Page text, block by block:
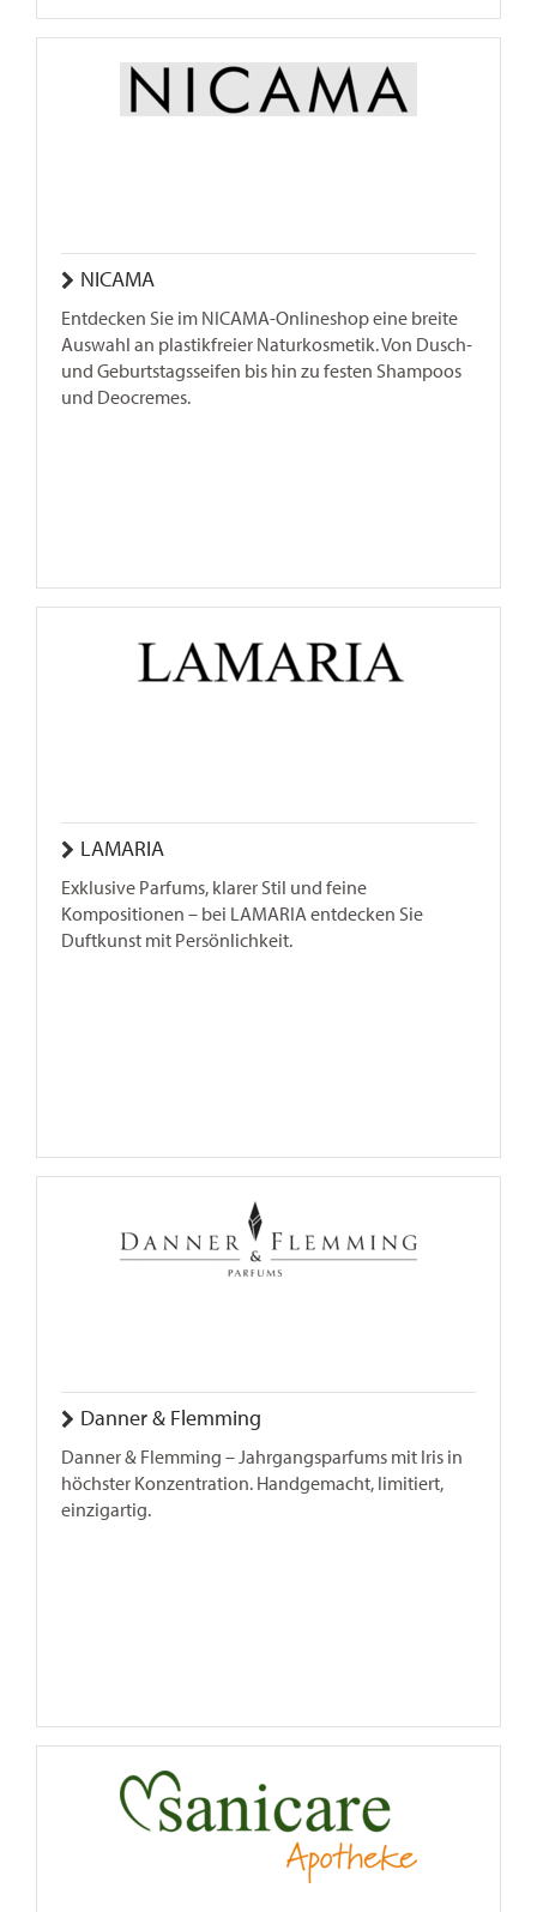
NICAMA
Entdecken Sie im NICAMA-Onlineshop eine breite
Auswahl an plastikfreier Naturkosmetik. Von Dusch-
und Geburtstagsseifen bis hin zu festen Shampoos
und Deocremes.
LAMARIA
Exklusive Parfums, klarer Stil und feine
Kompositionen – bei LAMARIA entdecken Sie
Duftkunst mit Persönlichkeit.
Danner & Flemming
Danner & Flemming – Jahrgangsparfums mit Iris in
höchster Konzentration. Handgemacht, limitiert,
einzigartig.